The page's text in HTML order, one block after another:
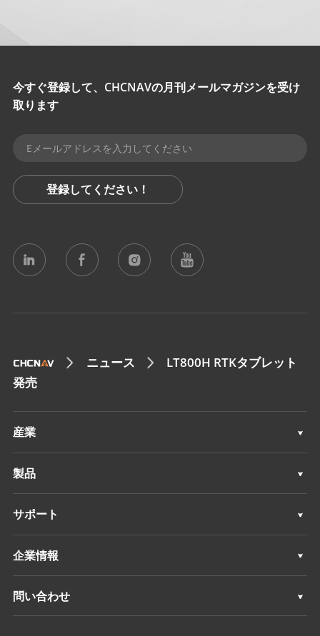
今すぐ登録して、CHCNAVの月刊メールマガジンを受け
取ります
登録してください！
ニュース
LT800H RTKタブレット
発売
産業
地理空間
ナビゲーション
製品
地理空間
ナビゲーション
サポート
サポート
企業情報
概要
問い合わせ